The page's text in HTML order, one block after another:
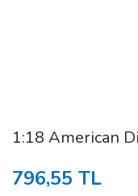
1:18 American
796,55 TL